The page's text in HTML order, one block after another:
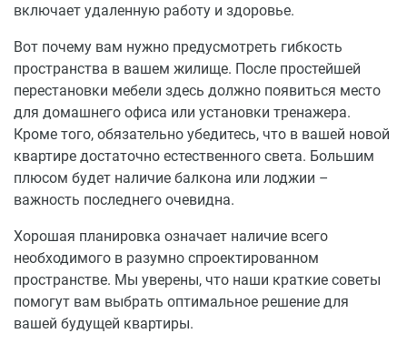
включает удаленную работу и здоровье.
Вот почему вам нужно предусмотреть гибкость
пространства в вашем жилище. После простейшей
перестановки мебели здесь должно появиться место
для домашнего офиса или установки тренажера.
Кроме того, обязательно убедитесь, что в вашей новой
квартире достаточно естественного света. Большим
плюсом будет наличие балкона или лоджии –
важность последнего очевидна.
Хорошая планировка означает наличие всего
необходимого в разумно спроектированном
пространстве. Мы уверены, что наши краткие советы
помогут вам выбрать оптимальное решение для
вашей будущей квартиры.